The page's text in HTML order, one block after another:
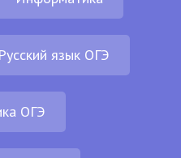
Русский язык ОГЭ
ОГЭ